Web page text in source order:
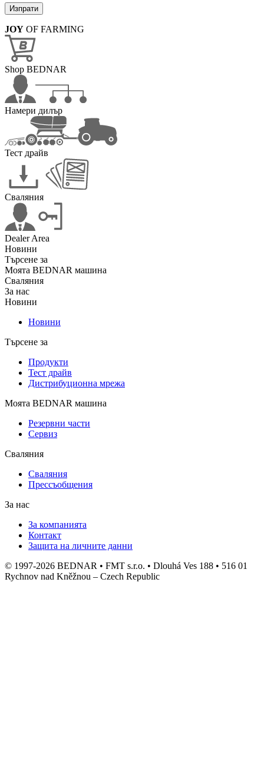
JOY OF FARMING
Shop BEDNAR
Намери дилър
Тест драйв
Сваляния
Dealer Area
Новини
Търсене за
Моята BEDNAR машина
Сваляния
За нас
Новини
Новини
Търсене за
Продукти
Тест драйв
Дистрибуционна мрежа
Моята BEDNAR машина
Резервни части
Сервиз
Сваляния
Сваляния
Прессъобщения
За нас
За компанията
Контакт
Защита на личните данни
© 1997-2026 BEDNAR • FMT s.r.o. • Dlouhá Ves 188 • 516 01
Rychnov nad Kněžnou – Czech Republic